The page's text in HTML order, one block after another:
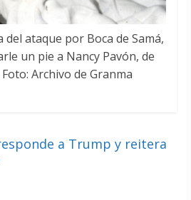
del ataque por Boca de Samá,
un pie a Nancy Pavón, de
Archivo de Granma
a Trump y reitera